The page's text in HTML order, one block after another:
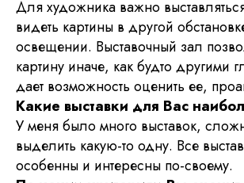
Для художника важно
видеть картины в другой
освещении. Выставочный зал
картину иначе, как будто другими
дает возможность оценить ее,
Какие выставки для Вас
У меня было много выставок,
выделить какую-то одну. Все
особенны и интересны по-своему.
Я хочу получать ваши рассылки
Отправить